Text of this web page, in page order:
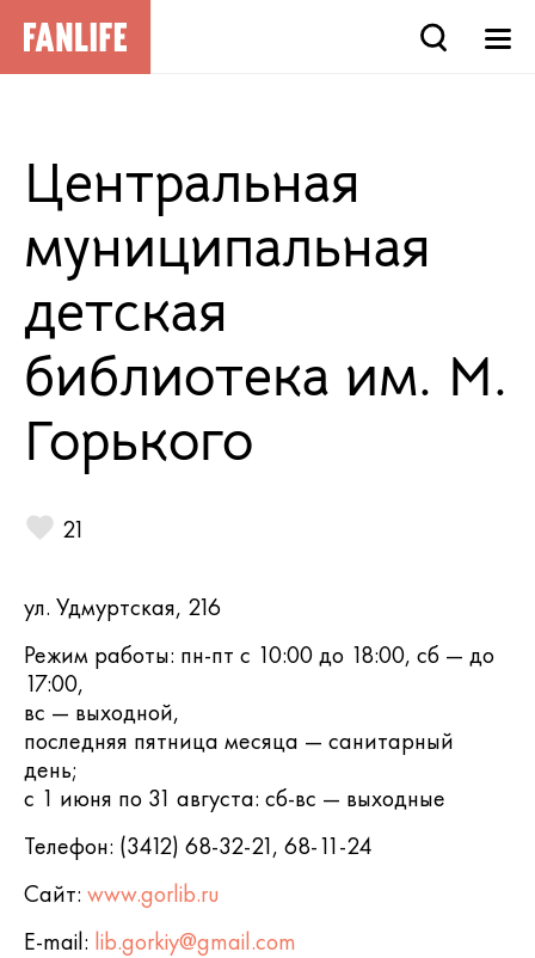
Центральная
муниципальная
детская
библиотека им. М.
Горького
21
ул. Удмуртская, 216
Режим работы: пн-пт с 10:00 до 18:00, сб — до
17:00,
вс — выходной,
последняя пятница месяца — санитарный
день;
с 1 июня по 31 августа: сб-вс — выходные
Телефон: (3412) 68-32-21, 68-11-24
Сайт: www.gorlib.ru
E-mail: lib.gorkiy@gmail.com